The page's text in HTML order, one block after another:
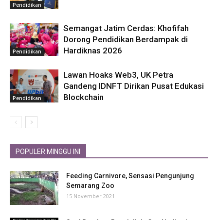
Pendidikan
Pendidikan
Semangat Jatim Cerdas: Khofifah
Dorong Pendidikan Berdampak di
Hardiknas 2026
Pendidikan
Lawan Hoaks Web3, UK Petra
Gandeng IDNFT Dirikan Pusat Edukasi
Blockchain
POPULER MINGGU INI
Feeding Carnivore, Sensasi Pengunjung
Semarang Zoo
15 November 2021